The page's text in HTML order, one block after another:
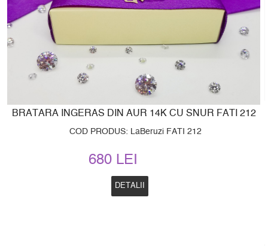
BRATARA INGERAS DIN AUR 14K CU SNUR FATI 212
COD PRODUS: LaBeruzi FATI 212
680 LEI
DETALII